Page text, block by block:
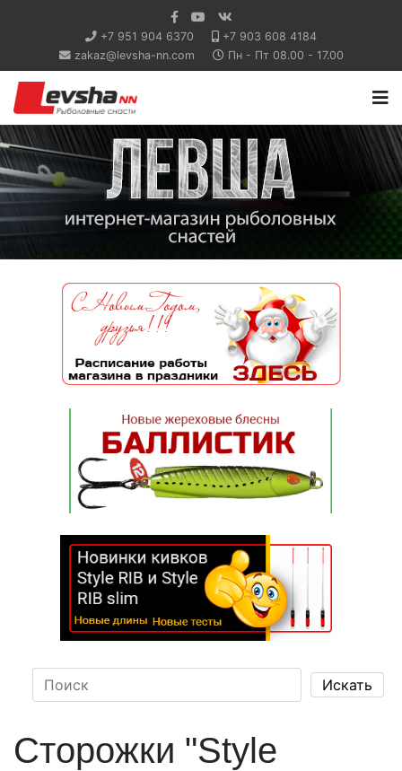
+7 951 904 6370
+7 903 608 4184
zakaz@levsha-nn.com
Пн - Пт 08.00 - 17.00
Сторожки "Style